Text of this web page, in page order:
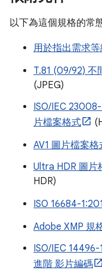
以下為這個規格的常
用於指出需求
T.81 (09/92) 不
(JPEG)
ISO/IEC
片檔案格式
AV1 圖片檔案格
Ultra HDR 圖片
HDR)
ISO 16684-
Adobe XMP 規
ISO/IEC
進階 影片編碼